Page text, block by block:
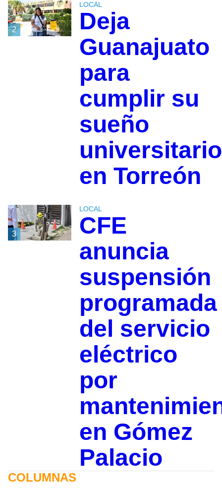
2
LOCAL
Deja
Guanajuato
para
cumplir su
sueño
universitario
en Torreón
3
LOCAL
CFE
anuncia
suspensión
programada
del servicio
eléctrico
por
en Gómez
Palacio
COLUMNAS